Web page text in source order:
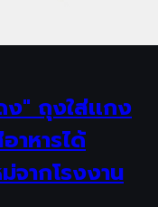
" ถุงใส่เเกง
าหารได้
ากโรงงาน